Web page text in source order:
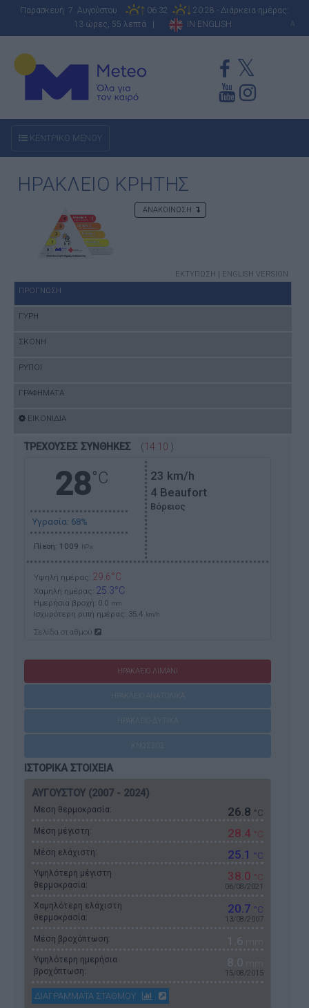
Παρασκευή 7 Αυγούστου 06:32
20:28 - Διάρκεια ημέρας:
13 ώρες, 55 λεπτά |
IN ENGLISH A
ΚΕΝΤΡΙΚΟ ΜΕΝΟΥ
ΗΡΑΚΛΕΙΟ ΚΡΗΤΗΣ
ΑΝΑΚΟΙΝΩΣΗ
ΕΚΤΥΠΩΣΗ | ENGLISH VERSION
ΠΡΟΓΝΩΣΗ
ΓΥΡΗ
ΣΚΟΝΗ
ΡΥΠΟΙ
ΓΡΑΦΗΜΑΤΑ
ΕΙΚΟΝΙΔΙΑ
ΤΡΕΧΟΥΣΕΣ ΣΥΝΘΗΚΕΣ (14:10 )
28°C
Υγρασία: 68%
Πίεση: 1009 hPa
23 km/h
4 Beaufort
Βόρειος
Υψηλή ημέρας: 29.6°C
Χαμηλή ημέρας: 25.3°C
Ημερήσια βροχή: 0.0 mm
Ισχυρότερη ριπή ημέρας: 35.4 km/h
Σελίδα σταθμού
ΗΡΑΚΛΕΙΟ ΛΙΜΑΝΙ
ΗΡΑΚΛΕΙΟ-ΑΝΑΤΟΛΙΚΑ
ΗΡΑΚΛΕΙΟ-ΔΥΤΙΚΑ
ΚΝΩΣΣΟΣ
ΙΣΤΟΡΙΚΑ ΣΤΟΙΧΕΙΑ
ΑΥΓΟΥΣΤΟΥ (2007 - 2024)
Μεση θερμοκρασία: 26.8 °C
Μέση μέγιστη: 28.4 °C
Μέση ελάχιστη: 25.1 °C
Υψηλότερη μέγιστη
θερμοκρασία:
38.0 °C
06/08/2021
Χαμηλότερη ελάχιστη
θερμοκρασία:
20.7 °C
13/08/2007
Μέση βροχόπτωση: 1.6 mm
Υψηλότερη ημερήσια
βροχόπτωση:
8.0 mm
15/08/2015
ΔΙΑΓΡΑΜΜΑΤΑ ΣΤΑΘΜΟΥ